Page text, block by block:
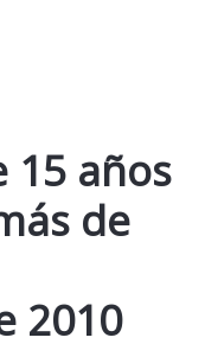
15 años
de
2010